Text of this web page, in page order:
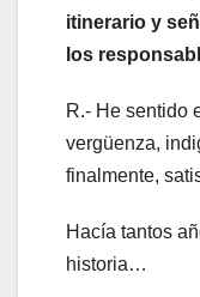
itinerario y
los
R.- He sentido
vergüenza,
finalmente,
Hacía tantos
historia…